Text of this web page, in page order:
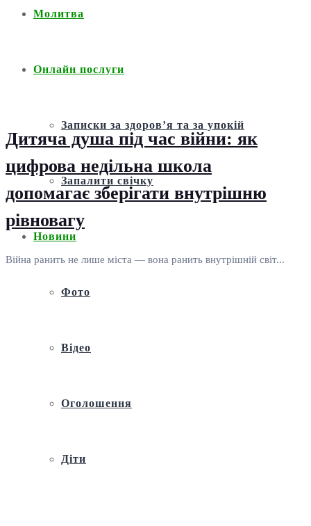
Молитва
Онлайн послуги
Записки за здоров’я та за упокій
Запалити свічку
Новини
Фото
Відео
Оголошення
Діти
Дитяча душа під час війни: як
цифрова недільна школа
допомагає зберігати внутрішню
рівновагу
Війна ранить не лише міста — вона ранить внутрішній світ...